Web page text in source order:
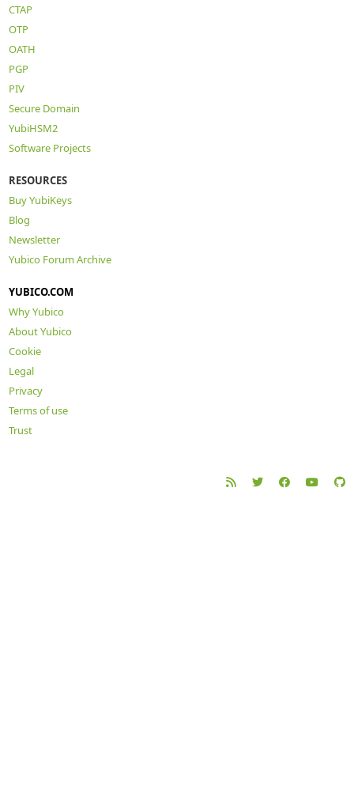
CTAP
OTP
OATH
PGP
PIV
Secure Domain
YubiHSM2
Software Projects
RESOURCES
Buy YubiKeys
Blog
Newsletter
Yubico Forum Archive
YUBICO.COM
Why Yubico
About Yubico
Cookie
Legal
Privacy
Terms of use
Trust